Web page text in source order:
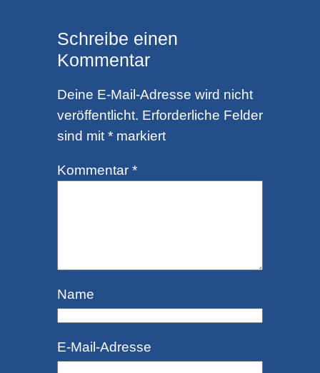
Schreibe einen
Kommentar
Deine E-Mail-Adresse wird nicht
veröffentlicht. Erforderliche Felder
sind mit *markiert
Kommentar *
Name
E-Mail-Adresse